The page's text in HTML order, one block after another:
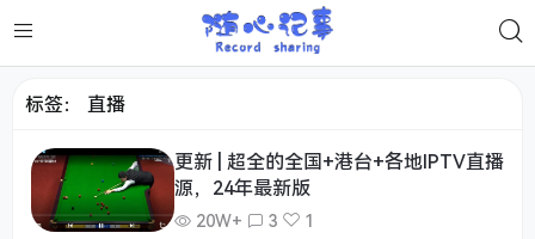
标签： 直播
更新 | 超全的全国+港台+各地IPTV直播
源，24年最新版
20W+ 3 1